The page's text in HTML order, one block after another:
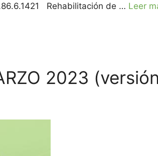
Rehabilitación de … Leer
2023